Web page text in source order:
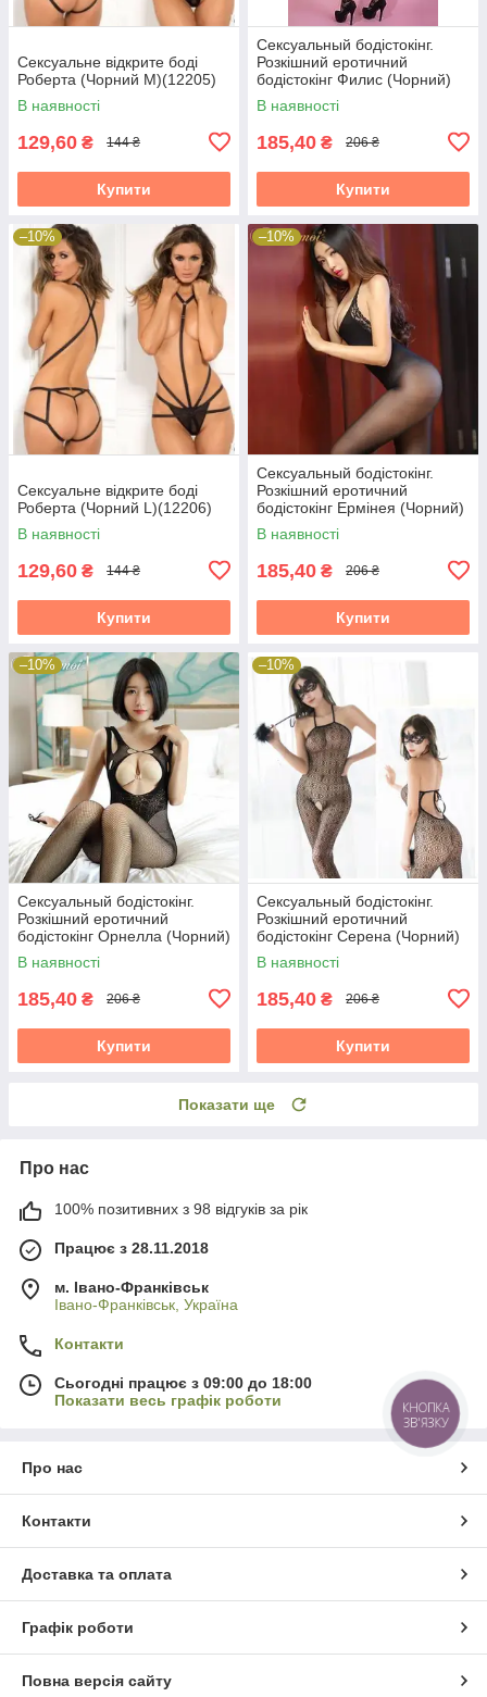
Сексуальне відкрите боді
Роберта (Чорний М)(12205)
В наявності
129,60 ₴ 144 ₴
Купити
Сексуальный бодістокінг.
Розкішний еротичний
бодістокінг Филис (Чорний)
Розмір: універсал. (XS-XL)
В наявності
185,40 ₴ 206 ₴
Купити
–10%
Сексуальне відкрите боді
Роберта (Чорний L)(12206)
В наявності
129,60 ₴ 144 ₴
Купити
–10%
Сексуальный бодістокінг.
Розкішний еротичний
бодістокінг Ермінея (Чорний)
Розмір: універсал. (XS-XL)
В наявності
185,40 ₴ 206 ₴
Купити
–10%
Сексуальный бодістокінг.
Розкішний еротичний
бодістокінг Орнелла (Чорний)
Розмір: універсал. (XS-XL)
В наявності
185,40 ₴ 206 ₴
Купити
–10%
Сексуальный бодістокінг.
Розкішний еротичний
бодістокінг Серена (Чорний)
Розмір: універсал. (XS-XL)
В наявності
185,40 ₴ 206 ₴
Купити
Показати ще
Про нас
100% позитивних з 98 відгуків за рік
Працює з 28.11.2018
м. Івано-Франківськ
Івано-Франківськ, Україна
Контакти
Сьогодні працює з 09:00 до 18:00
Показати весь графік роботи
Про нас
Контакти
Доставка та оплата
Графік роботи
Повна версія сайту
КНОПКА
ЗВ'ЯЗКУ